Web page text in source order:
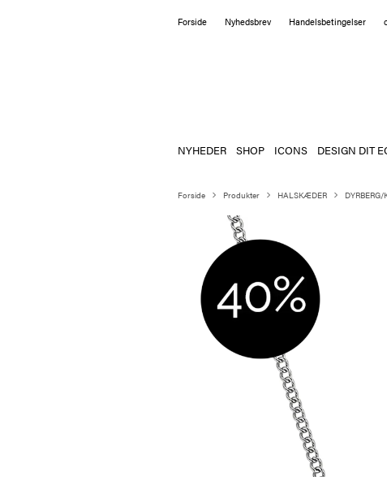
Forside Nyhedsbrev Handelsbetingelser
NYHEDER SHOP ICONS DESIGN DIT
Forside Produkter HALSKÆDER